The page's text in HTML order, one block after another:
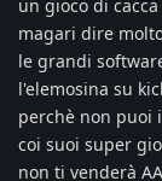
un gioco di
magari dire
le grandi
l'elemosina su
perchè non puoi
coi suoi super
non ti venderà